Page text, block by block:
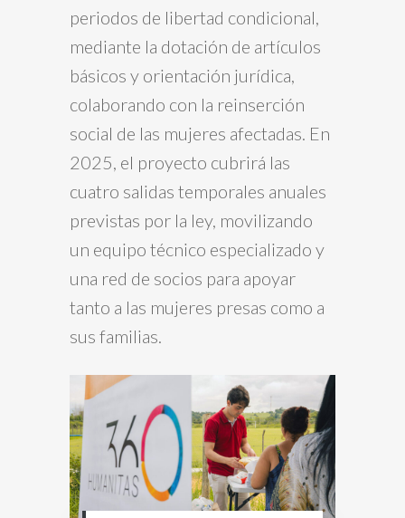
periodos de libertad condicional,
mediante la dotación de artículos
básicos y orientación jurídica,
colaborando con la reinserción
social de las mujeres afectadas. En
2025, el proyecto cubrirá las
cuatro salidas temporales anuales
previstas por la ley, movilizando
un equipo técnico especializado y
una red de socios para apoyar
tanto a las mujeres presas como a
sus familias.